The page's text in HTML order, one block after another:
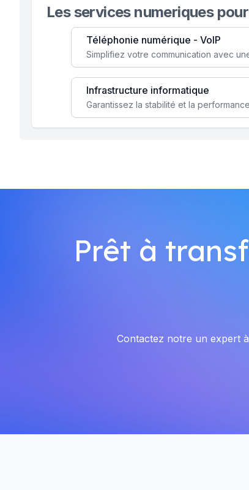
Les services numeriques
Téléphonie numérique - VoIP
Infrastructure informatique
Prêt à
Contactez notre un expert